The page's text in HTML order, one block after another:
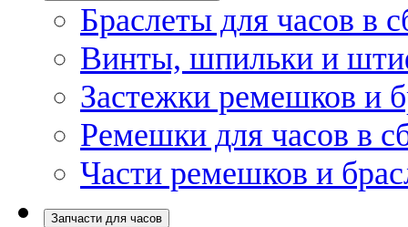
Браслеты для часов в
Винты, шпильки и
Застежки ремешков и
Ремешки для часов в
Части ремешков и
Запчасти для часов